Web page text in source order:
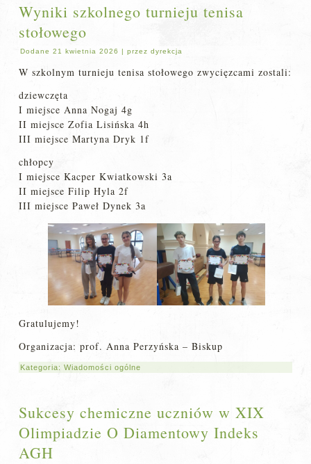
Wyniki szkolnego turnieju tenisa
stołowego
Dodane 21 kwietnia 2026 |przez dyrekcja
W szkolnym turnieju tenisa stołowego zwycięzcami zostali:
dziewczęta
I miejsce Anna Nogaj 4g
II miejsce Zofia Lisińska 4h
III miejsce Martyna Dryk 1f
chłopcy
I miejsce Kacper Kwiatkowski 3a
II miejsce Filip Hyla 2f
III miejsce Paweł Dynek 3a
Gratulujemy!
Organizacja: prof. Anna Perzyńska – Biskup
Kategoria:Wiadomości ogólne
Sukcesy chemiczne uczniów w XIX
Olimpiadzie O Diamentowy Indeks
AGH